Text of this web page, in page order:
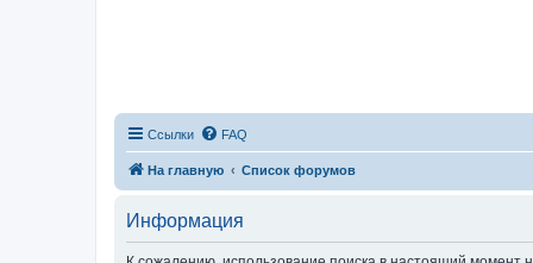
Ссылки FAQ
На главную Список форумов
Информация